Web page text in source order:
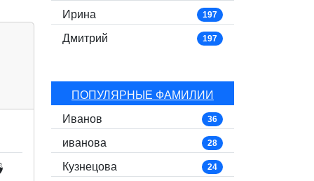
Ирина 197
Дмитрий 197
ПОПУЛЯРНЫЕ ФАМИЛИИ
Иванов
36
иванова 28
Кузнецова 24